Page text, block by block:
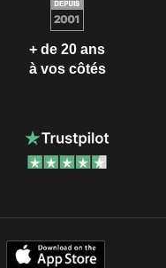
+ de 20 ans
à vos côtés